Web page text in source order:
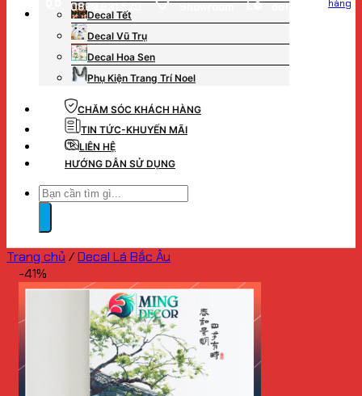
0869.831.520
Showroom
đơn hàng
hàng
Decal Tết
Decal Vũ Trụ
Decal Hoa Sen
Phụ Kiện Trang Trí Noel
CHĂM SÓC KHÁCH HÀNG
TIN TỨC-KHUYẾN MÃI
LIÊN HỆ
HƯỚNG DẪN SỬ DỤNG
Tìm
kiếm:
Trang chủ /Decal Lá Bắc Âu
-41%